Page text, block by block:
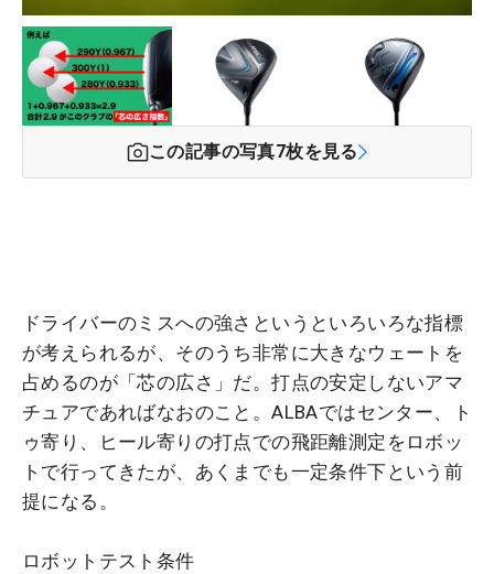
この記事の写真7枚を見る
ドライバーのミスへの強さというといろいろな指標
が考えられるが、そのうち非常に大きなウェートを
占めるのが「芯の広さ」だ。打点の安定しないアマ
チュアであればなおのこと。ALBAではセンター、ト
ゥ寄り、ヒール寄りの打点での飛距離測定をロボッ
トで行ってきたが、あくまでも一定条件下という前
提になる。
ロボットテスト条件